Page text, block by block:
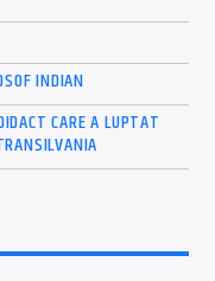
INDIAN
CARE A LUPTAT